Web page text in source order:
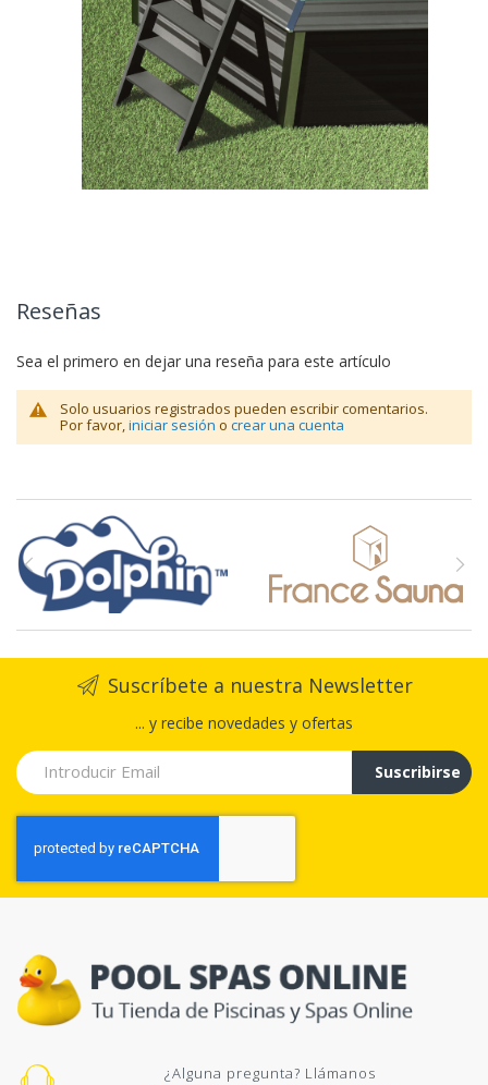
Reseñas
Sea el primero en dejar una reseña para este artículo
Solo usuarios registrados pueden escribir comentarios.
Por favor, iniciar sesión o crear una cuenta
Suscríbete a nuestra Newsletter
... y recibe novedades y ofertas
Suscribirse
¿Alguna pregunta? Llámanos